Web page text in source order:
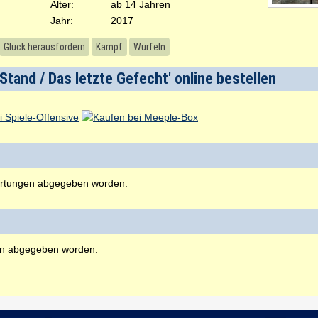
Alter:
ab 14 Jahren
Jahr:
2017
Glück herausfordern Kampf Würfeln
/ Das letzte Gefecht' online bestellen
abgegeben worden.
abgegeben worden.